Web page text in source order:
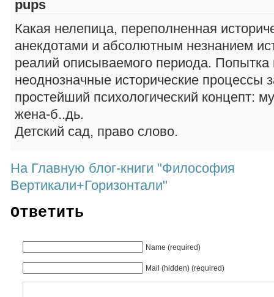
pups
Какая нелепица, переполненная
анекдотами и абсолютным незнанием
реалий описываемого периода.
неоднозначные исторические процессы
простейший психологический концепт:
жена-б..дь.
Детский сад, право слово.
На Главную блог-книги "Философия
Вертикали+Горизонтали"
Ответить
Name (required)
Mail (hidden) (required)